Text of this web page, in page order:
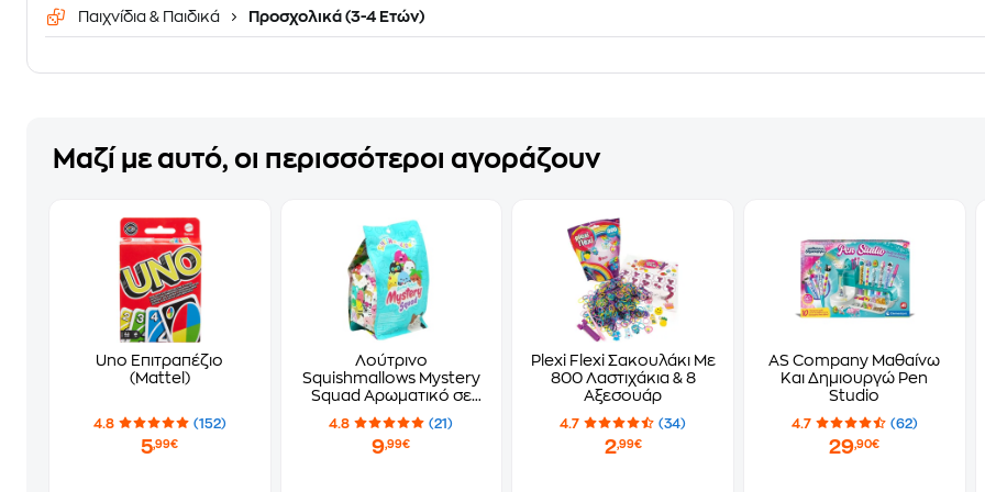
Παιχνίδια & Παιδικά Προσχολικά (3-4 Ετών)
Μαζί με αυτό, οι περισσότεροι αγοράζουν
Uno Επιτραπέζιο
(Mattel)
4.8 (152)
5,99€
Λούτρινο
Squishmallows Mystery
Squad Αρωματικό σε
Σακουλάκι Έκπληξη σε
6 Σχέδια (13cm) - Τυχαία
Επιλογή Σχεδίου
4.8 (21)
9,99€
Plexi Flexi Σακουλάκι Με
800 Λαστιχάκια & 8
Αξεσουάρ
4.7 (34)
2,99€
AS Company Μαθαίνω
Και Δημιουργώ Pen
Studio
4.7 (62)
29,90€